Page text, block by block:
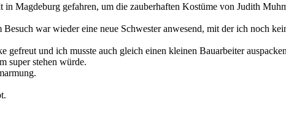
Magdeburg gefahren, um die zauberhaften Kostüme von Judith
war wieder eine neue Schwester anwesend, mit der ich noch
und ich musste auch gleich einen kleinen Bauarbeiter
super stehen würde.